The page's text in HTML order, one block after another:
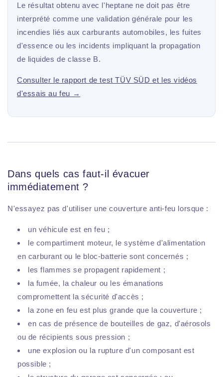
Le résultat obtenu avec l'heptane ne doit pas être
interprété comme une validation générale pour les
incendies liés aux carburants automobiles, les fuites
d'essence ou les incidents impliquant la propagation
de liquides de classe B.
Consulter le rapport de test TÜV SÜD et les vidéos
d'essais au feu →
Dans quels cas faut-il évacuer
immédiatement ?
N'essayez pas d'utiliser une couverture anti-feu lorsque :
un véhicule est en feu ;
le compartiment moteur, le système d'alimentation
en carburant ou le bloc-batterie sont concernés ;
les flammes se propagent rapidement ;
la fumée, la chaleur ou les émanations
compromettent la sécurité d'accès ;
la zone en feu est plus grande que la couverture ;
en cas de présence de bouteilles de gaz, d'aérosols
ou de récipients sous pression ;
une explosion ou la rupture d'un composant est
possible ;